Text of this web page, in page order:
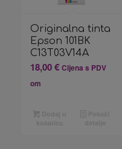
Originalna tinta
Epson 101BK
C13T03V14A
18,00€ Cijena s PDV
om